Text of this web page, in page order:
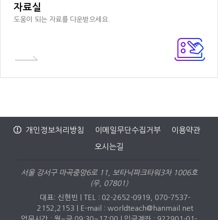
자료실
도움이 되는 자료를 다운받으세요.
개인정보처리방침 이메일무단수집거부 이용약관
오시는길
서울 강서구 마곡중앙6로 11, 보타닉파크타워3차 1006호
(우, 07801)
대표: 신현빈 | TEL : 02-2652-0919, 070-7537-
2152,2153 |
E-mail : worldteach@hanmail.net